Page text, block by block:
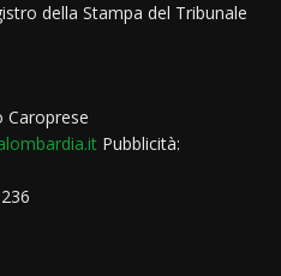
della Stampa del Tribunale
Caroprese
Pubblicità: